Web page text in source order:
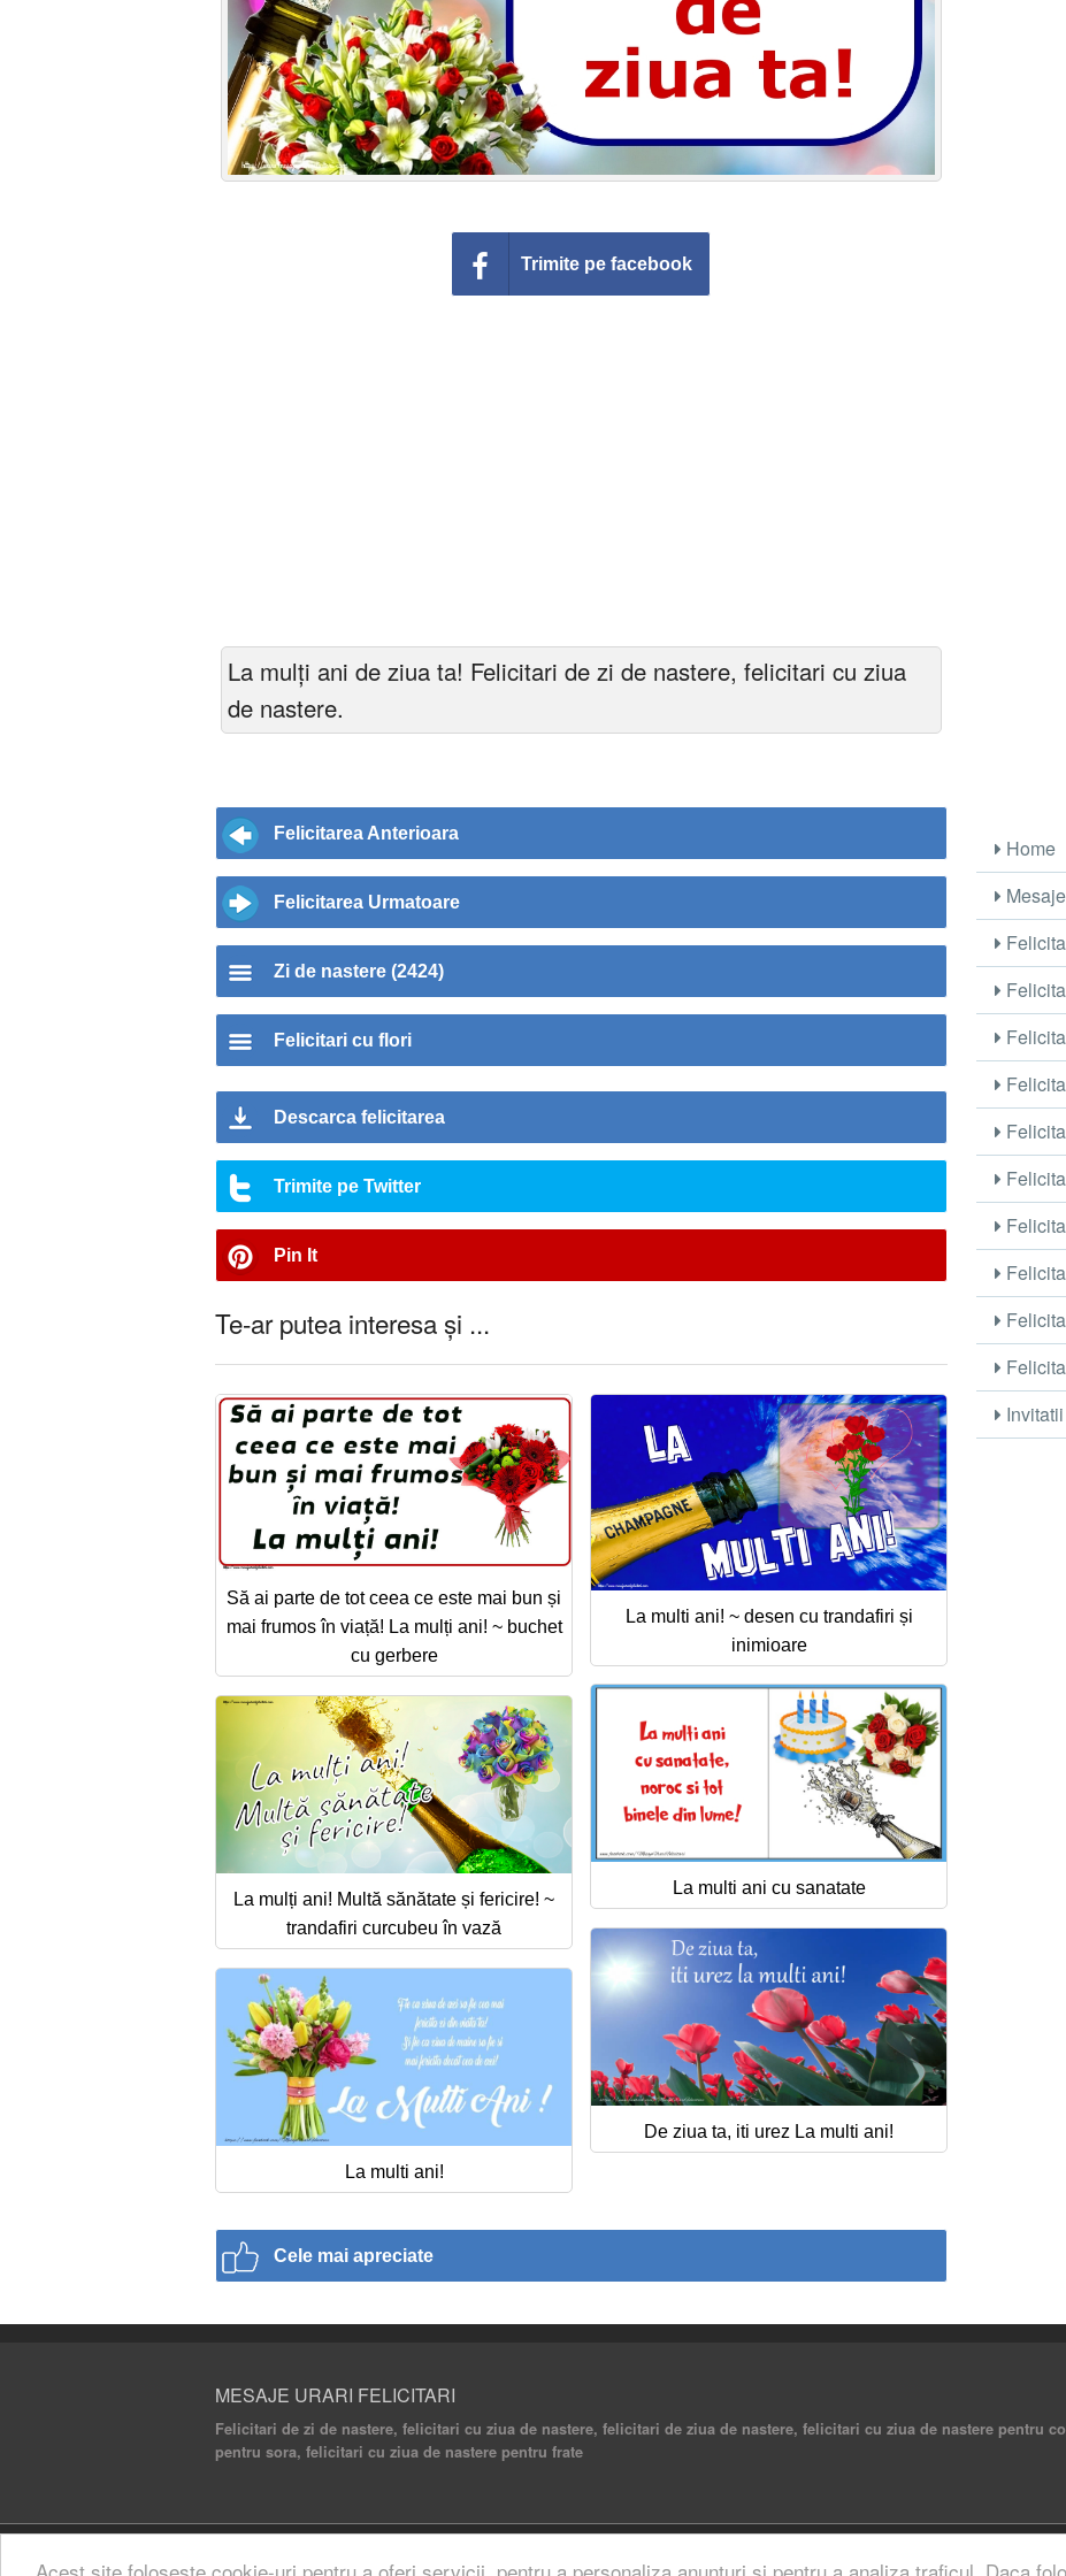
Trimite pe facebook
La mulți ani de ziua ta! Felicitari de zi de nastere, felicitari cu ziua
de nastere.
Felicitarea Anterioara
Felicitarea Urmatoare
Zi de nastere (2424)
Felicitari cu flori
Descarca felicitarea
Trimite pe Twitter
Pin It
Te-ar putea interesa și ...
Să ai parte de tot ceea ce este mai bun și
mai frumos în viață! La mulți ani! ~ buchet
cu gerbere
La multi ani! ~ desen cu trandafiri și
inimioare
La multi ani cu sanatate
La mulți ani! Multă sănătate și fericire! ~
trandafiri curcubeu în vază
De ziua ta, iti urez La multi ani!
La multi ani!
Cele mai apreciate
Home
Mesaje
MESAJE URARI FELICITARI
Felicitari de zi de nastere, felicitari cu ziua de nastere, felicitari de ziua de nastere, felicitari cu ziua de nastere pentru
pentru sora, felicitari cu ziua de nastere pentru frate